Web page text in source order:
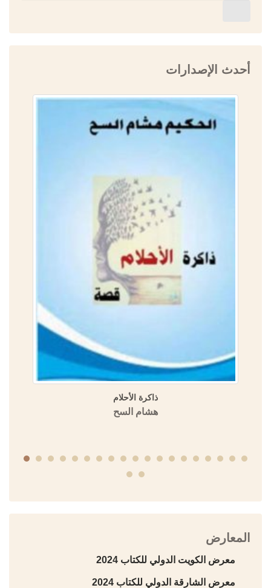
أحدث الإصدارات
ذاكرة الأحلام
هشام السح
المعارض
معرض الكويت الدولي للكتاب 2024
معرض الشارقة الدولي للكتاب 2024